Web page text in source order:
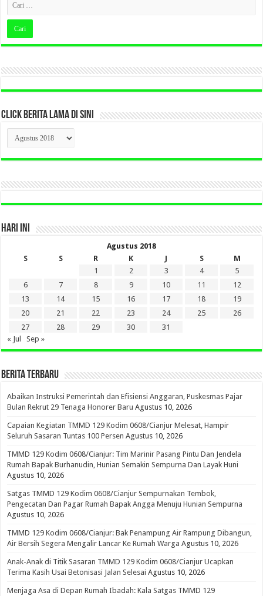
CLICK BERITA LAMA DI SINI
CLICK
BERITA
LAMA
DI
HARI INI
Agustus 2018
S
S R K J S
M
1
2 3 4
5
6
7 8 9 10 11
12
13
14 15 16 17 18
19
20
21 22 23 24 25
26
27
28 29 30
31
« Jul
Sep »
BERITA TERBARU
Abaikan Instruksi Pemerintah dan Efisiensi Anggaran, Puskesmas Pajar
Bulan Rekrut 29 Tenaga Honorer Baru Agustus 10, 2026
Capaian Kegiatan TMMD 129 Kodim 0608/Cianjur Melesat, Hampir
Seluruh Sasaran Tuntas 100 Persen Agustus 10, 2026
TMMD 129 Kodim 0608/Cianjur: Tim Marinir Pasang Pintu Dan Jendela
Rumah Bapak Burhanudin, Hunian Semakin Sempurna Dan Layak Huni
Agustus 10, 2026
Satgas TMMD 129 Kodim 0608/Cianjur Sempurnakan Tembok,
Pengecatan Dan Pagar Rumah Bapak Angga Menuju Hunian Sempurna
Agustus 10, 2026
TMMD 129 Kodim 0608/Cianjur: Bak Penampung Air Rampung Dibangun,
Air Bersih Segera Mengalir Lancar Ke Rumah Warga Agustus 10, 2026
Anak-Anak di Titik Sasaran TMMD 129 Kodim 0608/Cianjur Ucapkan
Terima Kasih Usai Betonisasi Jalan Selesai Agustus 10, 2026
Menjaga Asa di Depan Rumah Ibadah: Kala Satgas TMMD 129